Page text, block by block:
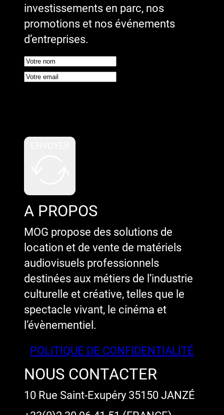
investissements en parc, nos
promotions et nos événements
d’entreprises.
A PROPOS
MOG propose des solutions de
location et de vente de matériels
audiovisuels professionnels
destinées aux métiers de l’industrie
culturelle et créative, telles que le
spectacle vivant, le cinéma et
l’évènementiel.
POLITIQUE DE CONFIDENTIALITÉ
NOUS CONTACTER
10 Rue Saint-Exupéry 35150 JANZÉ